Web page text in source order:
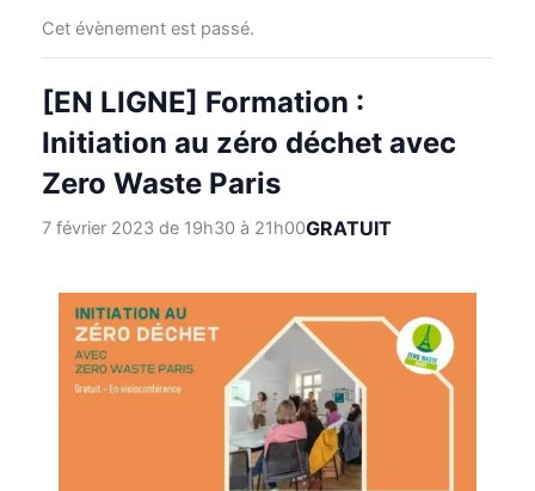
Cet évènement est passé.
[EN LIGNE] Formation :
Initiation au zéro déchet avec
Zero Waste Paris
7 février 2023 de 19h30à 21h00GRATUIT